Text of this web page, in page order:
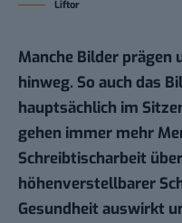
Liftor
Manche Bilder prägen
hinweg. So auch das
hauptsächlich im
gehen immer mehr
Schreibtischarbeit
höhenverstellbarer
Gesundheit auswirkt